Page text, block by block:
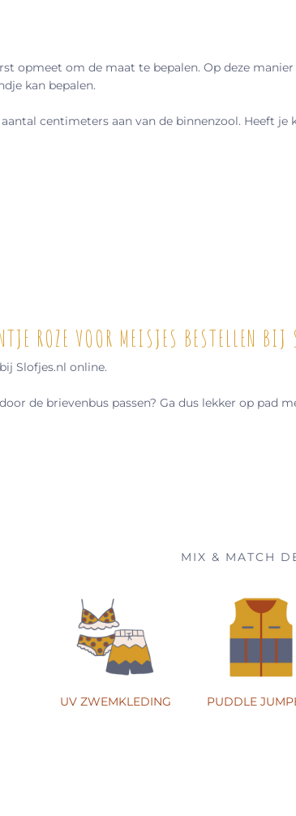
opmeet om de maat te bepalen. Op deze
kan bepalen.
centimeters aan van de binnenzool. Heeft
ROZE VOOR MEISJES BESTELLEN BIJ
bij Slofjes.nl online.
de brievenbus passen? Ga dus lekker op
MIX & MATCH
UV ZWEMKLEDING PUDDLE